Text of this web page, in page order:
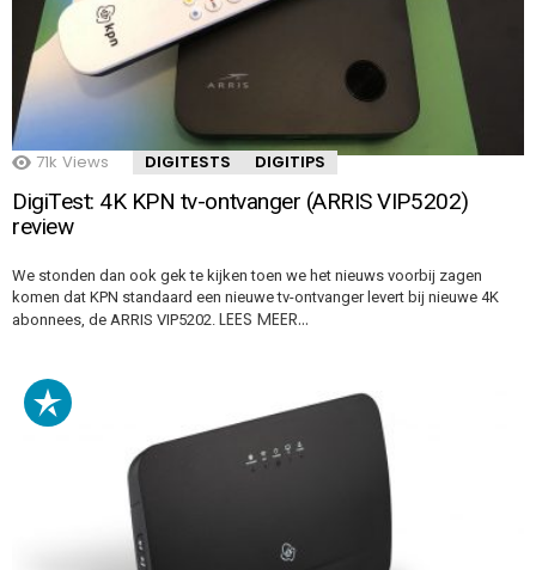
71k Views DIGITESTS DIGITIPS
DigiTest: 4K KPN tv-ontvanger (ARRIS VIP5202)
review
We stonden dan ook gek te kijken toen we het nieuws voorbij zagen
komen dat KPN standaard een nieuwe tv-ontvanger levert bij nieuwe 4K
abonnees, de ARRIS VIP5202. LEES MEER…